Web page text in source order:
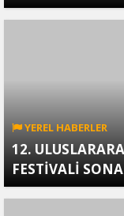
YEREL HABERLER
12.
FESTİVALİ